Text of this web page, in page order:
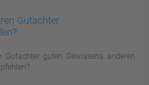
Gutachter
Gutachter guten Gewissens anderen